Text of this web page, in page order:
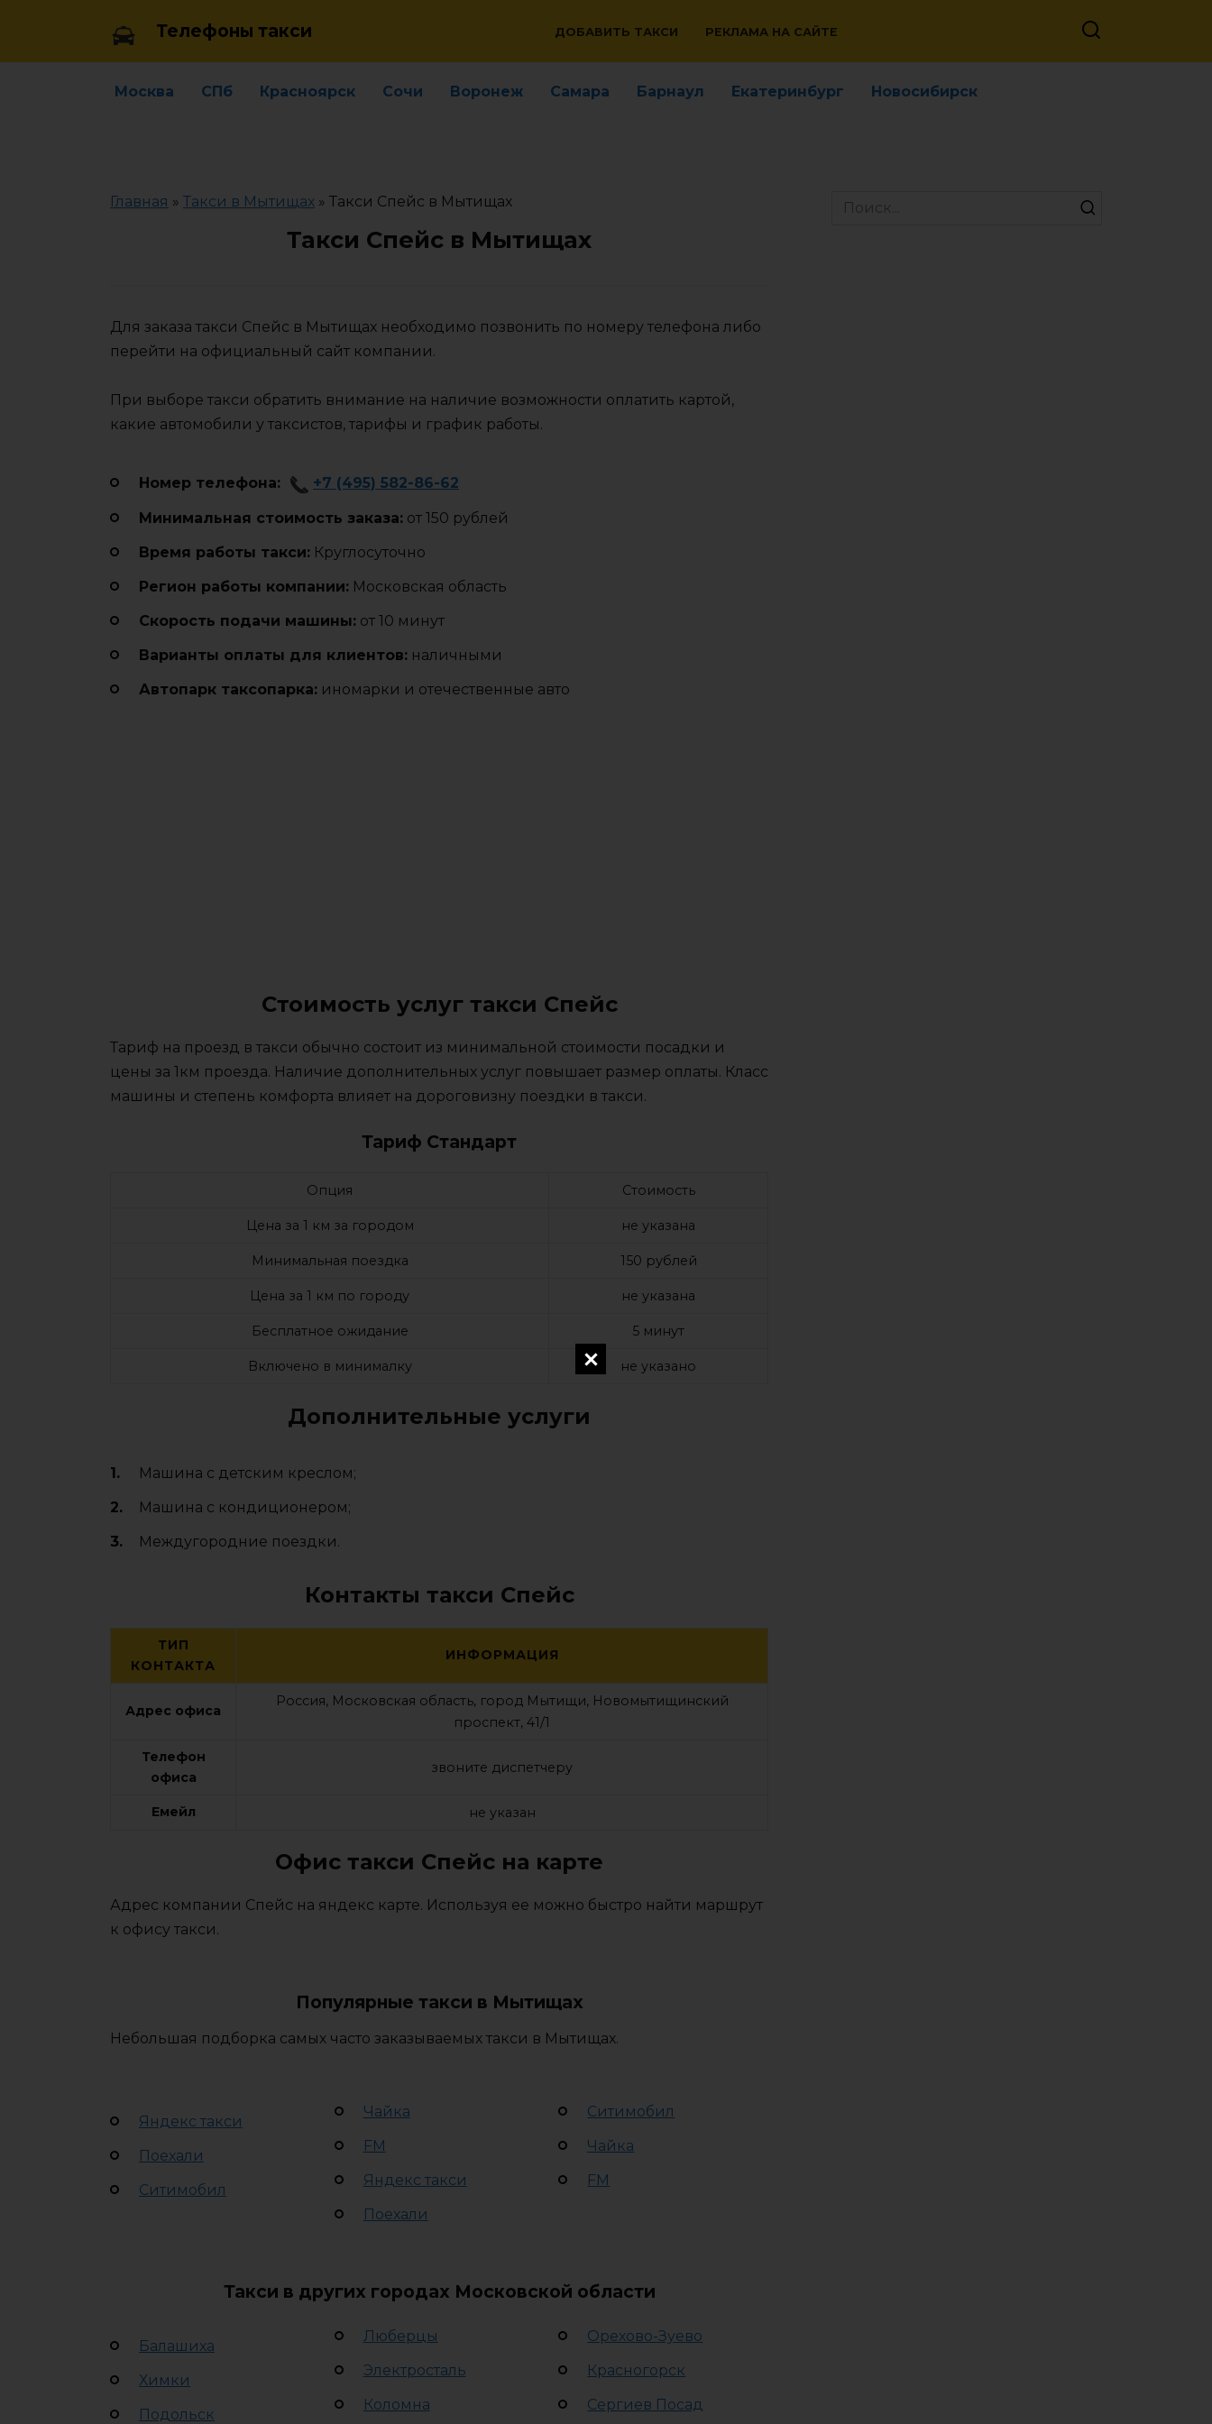
Телефоны такси ДОБАВИТЬ ТАКСИ РЕКЛАМА НА САЙТЕ
Москва СПб Красноярск Сочи Воронеж Самара Барнаул Екатеринбург Новосибирск
Главная » Такси в Мытищах » Такси Спейс в Мытищах
Такси Спейс в Мытищах
Для заказа такси Спейс в Мытищах необходимо позвонить по номеру телефона либо
перейти на официальный сайт компании.
При выборе такси обратить внимание на наличие возможности оплатить картой,
какие автомобили у таксистов, тарифы и график работы.
Номер телефона: +7 (495) 582-86-62
Минимальная стоимость заказа: от 150 рублей
Время работы такси: Круглосуточно
Регион работы компании: Московская область
Cкорость подачи машины: от 10 минут
Варианты оплаты для клиентов: наличными
Автопарк таксопарка: иномарки и отечественные авто
Стоимость услуг такси Спейс
Тариф на проезд в такси обычно состоит из минимальной стоимости посадки и
цены за 1км проезда. Наличие дополнительных услуг повышает размер оплаты. Класс
машины и степень комфорта влияет на дороговизну поездки в такси.
Тариф Стандарт
Опция Стоимость
Цена за 1 км за городом не указана
Минимальная поездка 150 рублей
Цена за 1 км по городу не указана
Бесплатное ожидание 5 минут
Включено в минималку не указано
Дополнительные услуги
Машина с детским креслом;
Машина с кондиционером;
Междугородние поездки.
Контакты такси Спейс
ТИП
КОНТАКТА
ИНФОРМАЦИЯ
Адрес офиса
Россия, Московская область, город Мытищи, Новомытищинский
проспект, 41/1
Телефон
офиса
звоните диспетчеру
Емейл не указан
Офис такси Спейс на карте
Адрес компании Спейс на яндекс карте. Используя ее можно быстро найти маршрут
к офису такси.
Популярные такси в Мытищах
Небольшая подборка самых часто заказываемых такси в Мытищах.
Яндекс такси
Поехали
Ситимобил
Чайка
FM
Яндекс такси
Поехали
Ситимобил
Чайка
FM
Такси в других городах Московской области
Балашиха
Химки
Подольск
Люберцы
Электросталь
Коломна
Орехово-Зуево
Красногорск
Сергиев Посад
Search